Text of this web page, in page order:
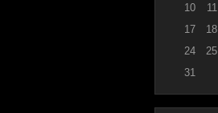
10
11
17
18
24
25
31